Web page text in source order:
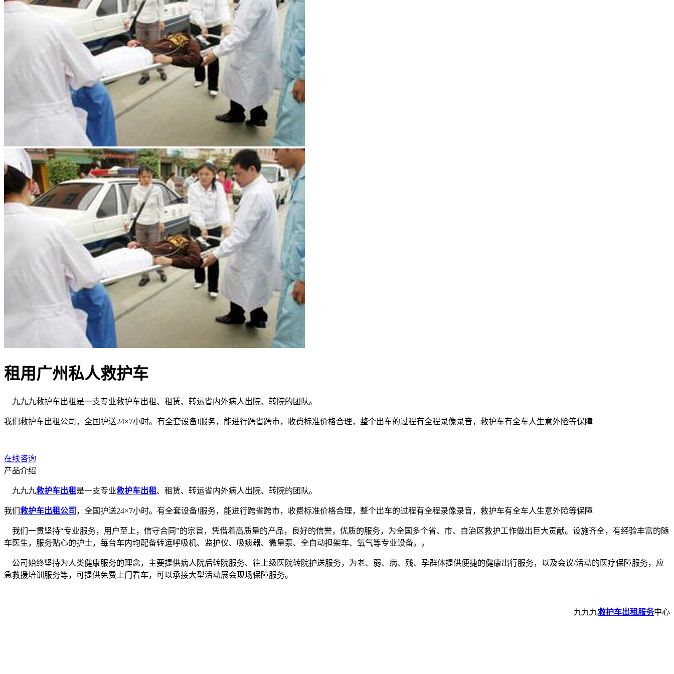
租用广州私人救护车
九九九救护车出租是一支专业救护车出租、租赁、转运省内外病人出院、转院的团队。
我们救护车出租公司，全国护送24×7小时。有全套设备!服务，能进行跨省跨市，收费标准价格合理，整个出车的过程有全程录像录音，救护车有全车人生意外险等保障
在线咨询
产品介绍
九九九救护车出租 是一支专业救护车出租 、租赁、转运省内外病人出院、转院的团队。
我们 救护车出租公司 ，全国护送24×7小时。有全套设备!服务，能进行跨省跨市，收费标准价格合理，整个出车的过程有全程录像录音，救护车有全车人生意外险等保障
我们一贯坚持“专业服务，用户至上，信守合同”的宗旨，凭借着高质量的产品，良好的信誉，优质的服务，为全国多个省、市、自治区救护工作做出巨大贡献。设施齐全，有经验丰富的随
车医生，服务贴心的护士，每台车内均配备转运呼吸机、监护仪、吸痰器、微量泵、全自动担架车、氧气等专业设备。。
公司始终坚持为人类健康服务的理念，主要提供病人院后转院服务、往上级医院转院护送服务，为老、弱、病、残、孕群体提供便捷的健康出行服务，以及会议/活动的医疗保障服务，应
急救援培训服务等，可提供免费上门看车，可以承接大型活动展会现场保障服务。
九九九救护车出租服务中心